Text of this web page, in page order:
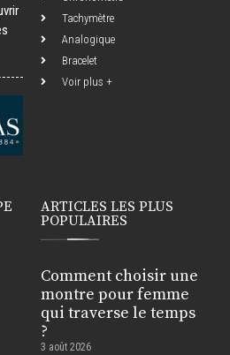
Tachymètre
Analogique
Bracelet
Voir plus +
ARTICLES LES PLUS
POPULAIRES
Comment choisir une
montre pour femme
qui traverse le temps
?
3 août 2026